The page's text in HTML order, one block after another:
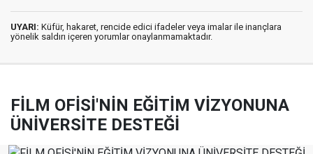
UYARI: Küfür, hakaret, rencide edici ifadeler veya imalar ile inançlara
yönelik saldırı içeren yorumlar onaylanmamaktadır.
FİLM OFİSİ'NİN EĞİTİM VİZYONUNA
ÜNİVERSİTE DESTEĞİ